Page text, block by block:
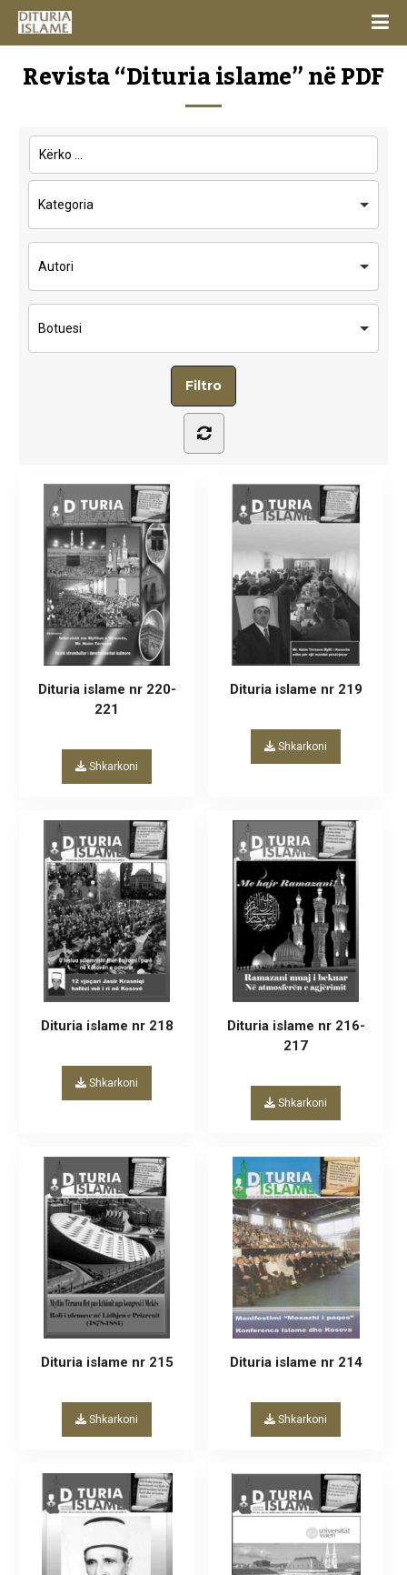
Revista “Dituria islame” në PDF
Dituria islame nr 220-
221
Shkarkoni
Dituria islame nr 219
Shkarkoni
Dituria islame nr 218
Shkarkoni
Dituria islame nr 216-
217
Shkarkoni
Dituria islame nr 215
Shkarkoni
Dituria islame nr 214
Shkarkoni